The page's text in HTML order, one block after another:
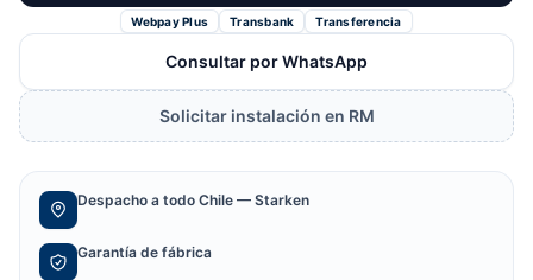
Webpay Plus Transbank Transferencia
Consultar por WhatsApp
Solicitar instalación en RM
Despacho a todo Chile — Starken
Garantía de fábrica